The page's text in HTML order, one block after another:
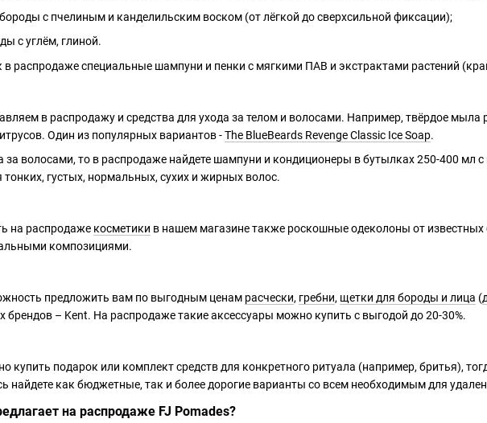
с пчелиным и канделильским воском (от лёгкой до сверхсильной фиксации);
с углём, глиной.
распродаже специальные шампуни и пенки с мягкими ПАВ и экстрактами растений
в распродажу и средства для ухода за телом и волосами. Например, твёрдое
Один из популярных вариантов -The BlueBeards Revenge Classic Ice Soap.
за волосами, то в распродаже найдете шампуни и кондиционеры в бутылках 250-400 мл
тонких, густых, нормальных, сухих и жирных волос.
на распродаже косметики в нашем магазине также роскошные одеколоны от
композициями.
предложить вам по выгодным ценам расчески, гребни, щетки для бороды и лица (
брендов – Kent. На распродаже такие аксессуары можно купить с выгодой до 20-30%.
купить подарок или комплект средств для конкретного ритуала (например, бритья),
найдете как бюджетные, так и более дорогие варианты со всем необходимым для
на распродаже FJ Pomades?